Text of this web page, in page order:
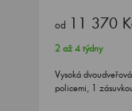
od 11 370
2 až 4 týdny
Vysoká
policemi, 1